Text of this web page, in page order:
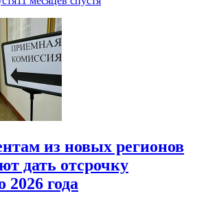
из новых регионов
дать отсрочку
года